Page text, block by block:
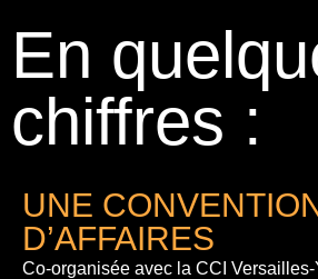
En
chiffres :
UNE
D’AFFAIRES
Co-organisée avec la CCI